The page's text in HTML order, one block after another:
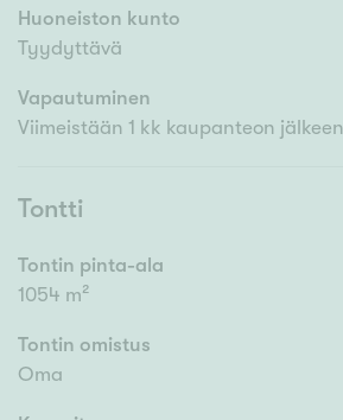
Huoneiston kunto
Tyydyttävä
Vapautuminen
Viimeistään 1 kk kaupanteon jälkeen
Tontti
Tontin pinta-ala
1054 m²
Tontin omistus
Oma